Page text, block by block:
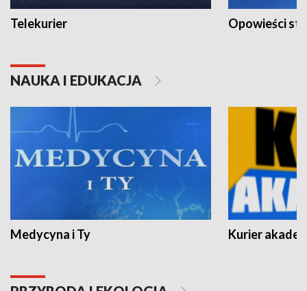
Telekurier Opowieści
NAUKA I EDUKACJA
Medycyna i Ty Kurier